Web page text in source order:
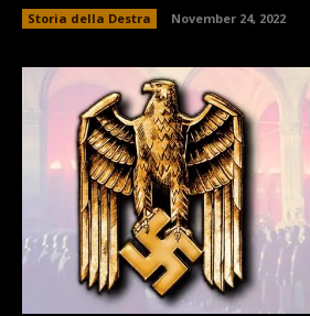
Storia della Destra November 24, 2022